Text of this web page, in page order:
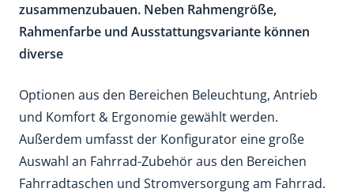
zusammenzubauen. Neben Rahmengröße,
Rahmenfarbe und Ausstattungsvariante können
diverse
Optionen aus den Bereichen Beleuchtung, Antrieb
und Komfort & Ergonomie gewählt werden.
Außerdem umfasst der Konfigurator eine große
Auswahl an Fahrrad-Zubehör aus den Bereichen
Fahrradtaschen und Stromversorgung am Fahrrad.